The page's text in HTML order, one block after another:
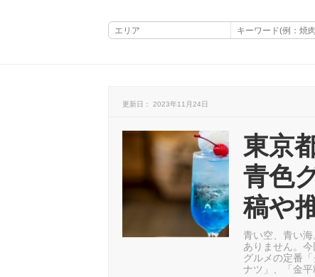
更新日： 2023年11月24日
東京
青色
稿や
青い空、青い
ありません。
グルメの定番
ナツ」、「金平